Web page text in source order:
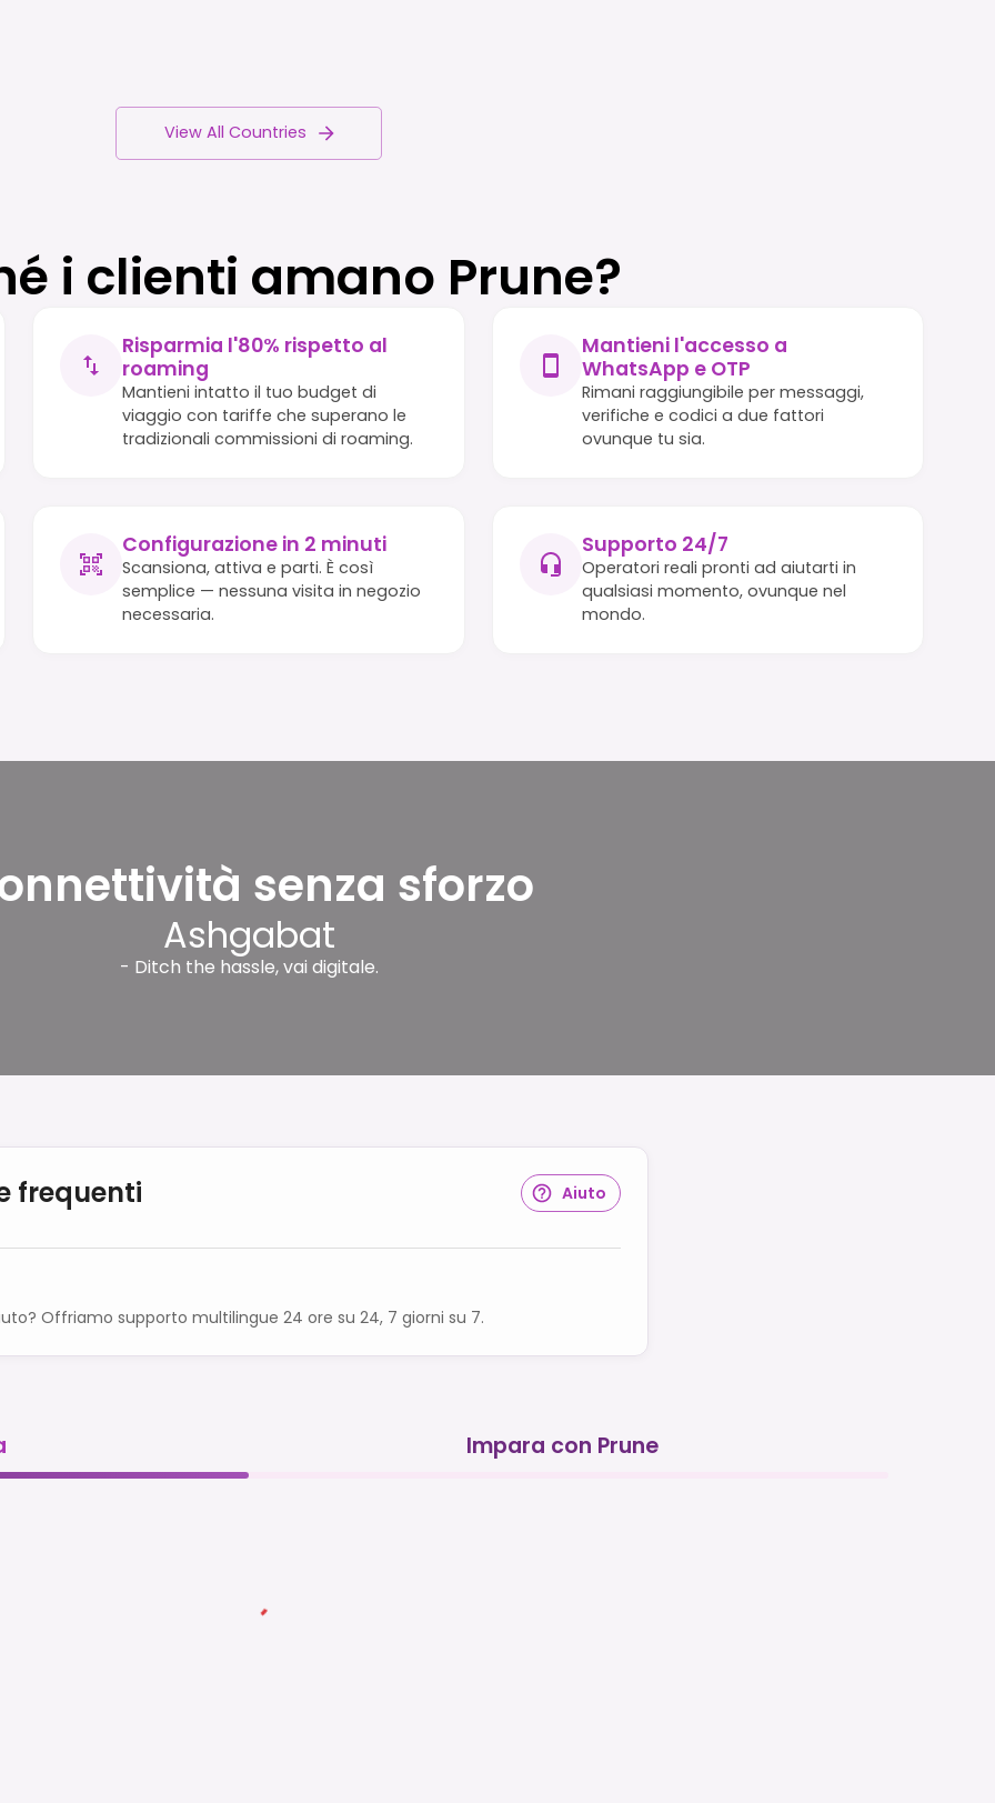
View All Countries
i clienti amano Prune?
Risparmia l'80% rispetto al
roaming
Mantieni intatto il tuo budget di
viaggio con tariffe che superano le
tradizionali commissioni di roaming.
Mantieni l'accesso a
WhatsApp e OTP
Rimani raggiungibile per messaggi,
verifiche e codici a due fattori
ovunque tu sia.
Configurazione in 2 minuti
Scansiona, attiva e parti. È così
semplice — nessuna visita in negozio
necessaria.
Supporto 24/7
Operatori reali pronti ad aiutarti in
qualsiasi momento, ovunque nel
mondo.
senza sforzo
Ashgabat
- Ditch the hassle, vai digitale.
frequenti Aiuto
Offriamo supporto multilingue 24 ore su 24, 7 giorni su 7.
Impara con Prune